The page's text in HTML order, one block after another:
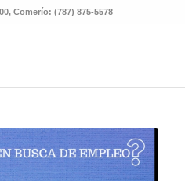
Comerío: (787) 875-5578